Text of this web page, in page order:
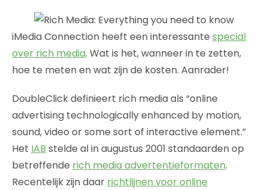
iMedia Connection heeft een interessante special
over rich media. Wat is het, wanneer in te zetten,
hoe te meten en wat zijn de kosten. Aanrader!
DoubleClick definieert rich media als “online
advertising technologically enhanced by motion,
sound, video or some sort of interactive element.”
Het IAB stelde al in augustus 2001 standaarden op
betreffende rich media advertentieformaten.
Recentelijk zijn daar richtlijnen voor online